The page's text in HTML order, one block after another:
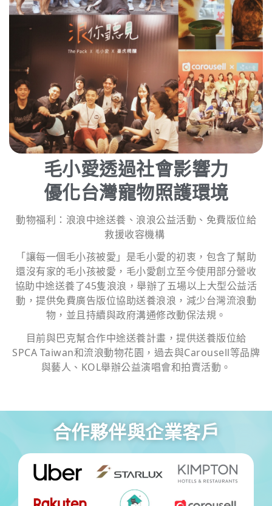
毛小愛透過社會影響力
優化台灣寵物照護環境
動物福利：浪浪中途送養、浪浪公益活動、免費版位給
救援收容機構
「讓每一個毛小孩被愛」是毛小愛的初衷，包含了幫助
還沒有家的毛小孩被愛，毛小愛創立至今使用部分營收
協助中途送養了45隻浪浪，舉辦了五場以上大型公益活
動，提供免費廣告版位協助送養浪浪，減少台灣流浪動
物，並且持續與政府溝通修改動保法規。
目前與巴克幫合作中途送養計畫，提供送養版位給
SPCA Taiwan和流浪動物花園，過去與Carousell等品牌
與藝人、KOL舉辦公益演唱會和拍賣活動。
合作夥伴與企業客戶